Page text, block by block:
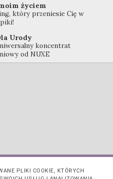
życiem
który przeniesie Cię w
Urody
koncentrat
od NUXE
PLIKI COOKIE, KTÓRYCH